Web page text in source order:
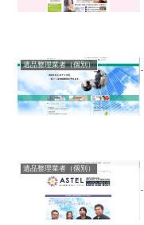
遺品整理業者（個別）
遺品整理業者（個別）